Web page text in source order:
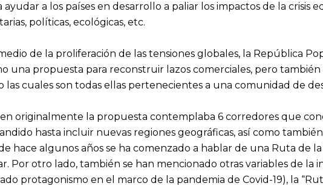
ayudar a los países en desarrollo a paliar los impactos de la
políticas, ecológicas, etc.
de la proliferación de las tensiones globales, la República
una propuesta para reconstruir lazos comerciales, pero
las cuales son todas ellas pertenecientes a una comunidad de
originalmente la propuesta contemplaba 6 corredores que
hasta incluir nuevas regiones geográficas, así como
hace algunos años se ha comenzado a hablar de una Ruta de
Por otro lado, también se han mencionado otras variables de la
protagonismo en el marco de la pandemia de Covid-19), la